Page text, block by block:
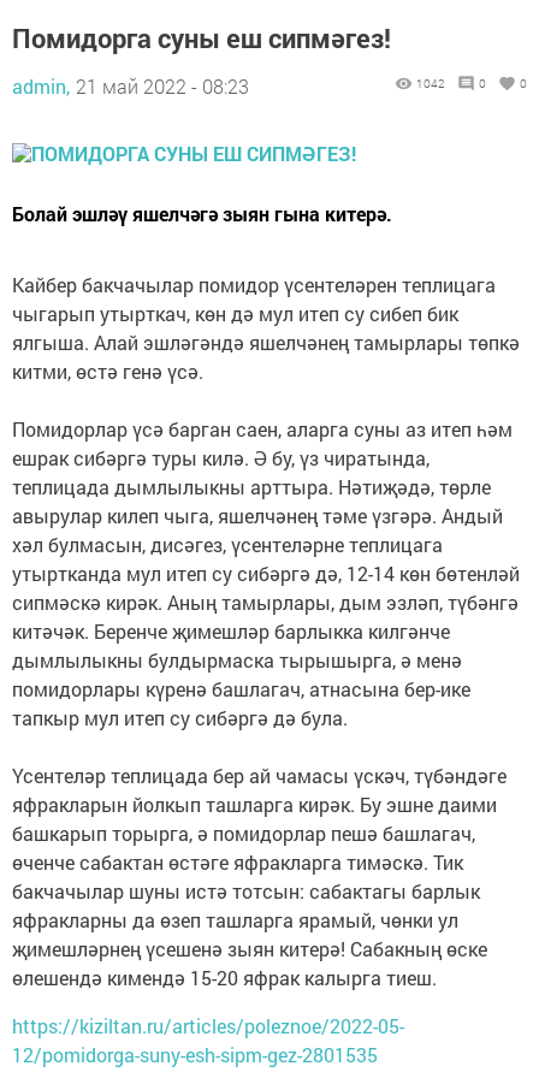
Помидорга суны еш сипмәгез!
admin, 21 май 2022 - 08:23 1042 0 0
Болай эшләү яшелчәгә зыян гына китерә.
Кайбер бакчачылар помидор үсентеләрен теплицага
чыгарып утырткач, көн дә мул итеп су сибеп бик
ялгыша. Алай эшләгәндә яшелчәнең тамырлары төпкә
китми, өстә генә үсә.
Помидорлар үсә барган саен, аларга суны аз итеп һәм
ешрак сибәргә туры килә. Ә бу, үз чиратында,
теплицада дымлылыкны арттыра. Нәтиҗәдә, төрле
авырулар килеп чыга, яшелчәнең тәме үзгәрә. Андый
хәл булмасын, дисәгез, үсентеләрне теплицага
утыртканда мул итеп су сибәргә дә, 12-14 көн бөтенләй
сипмәскә кирәк. Аның тамырлары, дым эзләп, түбәнгә
китәчәк. Беренче җимешләр барлыкка килгәнче
дымлылыкны булдырмаска тырышырга, ә менә
помидорлары күренә башлагач, атнасына бер-ике
тапкыр мул итеп су сибәргә дә була.
Үсентеләр теплицада бер ай чамасы үскәч, түбәндәге
яфракларын йолкып ташларга кирәк. Бу эшне даими
башкарып торырга, ә помидорлар пешә башлагач,
өченче сабактан өстәге яфракларга тимәскә. Тик
бакчачылар шуны истә тотсын: сабактагы барлык
яфракларны да өзеп ташларга ярамый, чөнки ул
җимешләрнең үсешенә зыян китерә! Сабакның өске
өлешендә кимендә 15-20 яфрак калырга тиеш.
https://kiziltan.ru/articles/poleznoe/2022-05-
12/pomidorga-suny-esh-sipm-gez-2801535